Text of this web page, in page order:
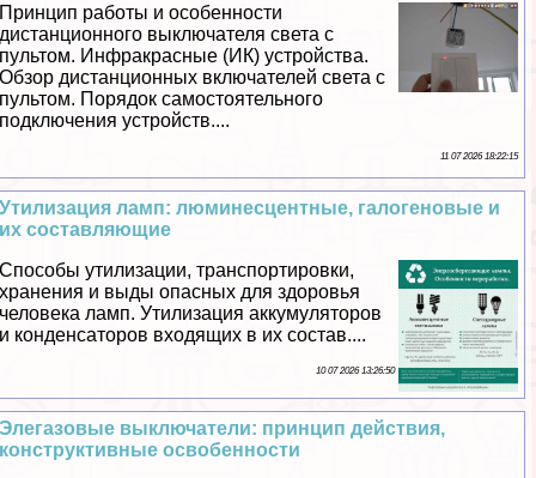
Принцип работы и особенности
дистанционного выключателя света с
пультом. Инфpaкрасные (ИК) устройства.
Обзор дистанционных включателей света с
пультом. Порядок самостоятельного
подключения устройств....
11 07 2026 18:22:15
Утилизация ламп: люминесцентные, галогеновые и
их составляющие
Способы утилизации, трaнcпортировки,
хранения и выды опасных для здоровья
человека ламп. Утилизация аккумуляторов
и конденсаторов входящих в их состав....
10 07 2026 13:26:50
Элегазовые выключатели: принцип действия,
конструктивные освобенности